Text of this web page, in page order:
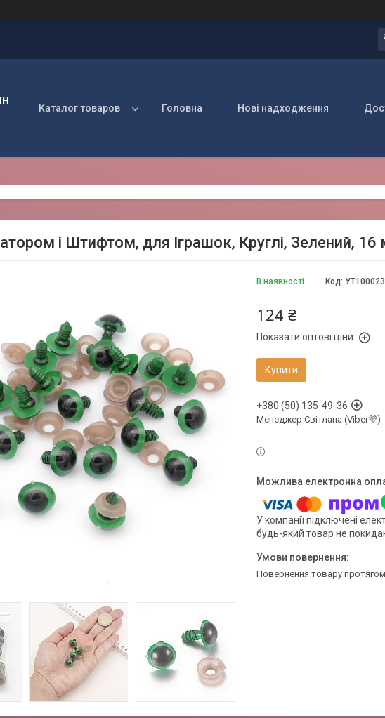
Каталог товаров Головна Нові надходження
і Штифтом, для Іграшок, Круглі, Зелений,
В наявності Код:
124 ₴
Показати оптові ціни
Купити
+380 (50) 135-49-36
Менеджер Світлана (Viber💜)
У компанії підключені
будь-який товар не
повернення товару